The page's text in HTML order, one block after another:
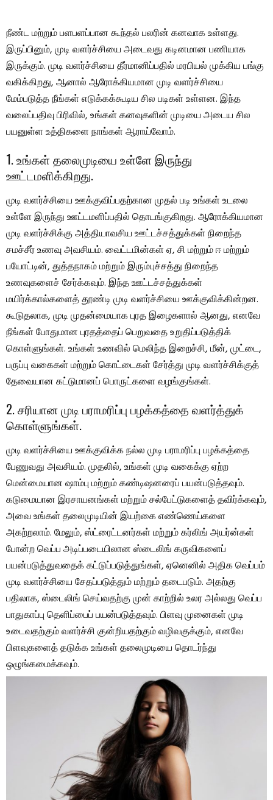
நீண்ட மற்றும் பளபளப்பான கூந்தல் பலரின் கனவாக உள்ளது.
இருப்பினும், முடி வளர்ச்சியை அடைவது கடினமான பணியாக
இருக்கும். முடி வளர்ச்சியை தீர்மானிப்பதில் மரபியல் முக்கிய பங்கு
வகிக்கிறது, ஆனால் ஆரோக்கியமான முடி வளர்ச்சியை
மேம்படுத்த நீங்கள் எடுக்கக்கூடிய சில படிகள் உள்ளன. இந்த
வலைப்பதிவு பிரிவில், உங்கள் கனவுகளின் முடியை அடைய சில
பயனுள்ள உத்திகளை நாங்கள் ஆராய்வோம்.
1. உங்கள் தலைமுடியை உள்ளே இருந்து
ஊட்டமளிக்கிறது.
முடி வளர்ச்சியை ஊக்குவிப்பதற்கான முதல் படி உங்கள் உடலை
உள்ளே இருந்து ஊட்டமளிப்பதில் தொடங்குகிறது. ஆரோக்கியமான
முடி வளர்ச்சிக்கு அத்தியாவசிய ஊட்டச்சத்துக்கள் நிறைந்த
சமச்சீர் உணவு அவசியம். வைட்டமின்கள் ஏ, சி மற்றும் ஈ மற்றும்
பயோட்டின், துத்தநாகம் மற்றும் இரும்புச்சத்து நிறைந்த
உணவுகளைச் சேர்க்கவும். இந்த ஊட்டச்சத்துக்கள்
மயிர்க்கால்களைத் தூண்டி முடி வளர்ச்சியை ஊக்குவிக்கின்றன.
கூடுதலாக, முடி முதன்மையாக புரத இழைகளால் ஆனது, எனவே
நீங்கள் போதுமான புரதத்தைப் பெறுவதை உறுதிப்படுத்திக்
கொள்ளுங்கள். உங்கள் உணவில் மெலிந்த இறைச்சி, மீன், முட்டை,
பருப்பு வகைகள் மற்றும் கொட்டைகள் சேர்த்து முடி வளர்ச்சிக்குத்
தேவையான கட்டுமானப் பொருட்களை வழங்குங்கள்.
2. சரியான முடி பராமரிப்பு பழக்கத்தை வளர்த்துக்
கொள்ளுங்கள்.
முடி வளர்ச்சியை ஊக்குவிக்க நல்ல முடி பராமரிப்பு பழக்கத்தை
பேணுவது அவசியம். முதலில், உங்கள் முடி வகைக்கு ஏற்ற
மென்மையான ஷாம்பு மற்றும் கண்டிஷனரைப் பயன்படுத்தவும்.
கடுமையான இரசாயனங்கள் மற்றும் சல்பேட்டுகளைத் தவிர்க்கவும்,
அவை உங்கள் தலைமுடியின் இயற்கை எண்ணெய்களை
அகற்றலாம். மேலும், ஸ்ட்ரைட்டனர்கள் மற்றும் கர்லிங் அயர்ன்கள்
போன்ற வெப்ப அடிப்படையிலான ஸ்டைலிங் கருவிகளைப்
பயன்படுத்துவதைக் கட்டுப்படுத்துங்கள், ஏனெனில் அதிக வெப்பம்
முடி வளர்ச்சியை சேதப்படுத்தும் மற்றும் தடைபடும். அதற்கு
பதிலாக, ஸ்டைலிங் செய்வதற்கு முன் காற்றில் உலர அல்லது வெப்ப
பாதுகாப்பு தெளிப்பைப் பயன்படுத்தவும். பிளவு முனைகள் முடி
உடைவதற்கும் வளர்ச்சி குன்றியதற்கும் வழிவகுக்கும், எனவே
பிளவுகளைத் தடுக்க உங்கள் தலைமுடியை தொடர்ந்து
ஒழுங்கமைக்கவும்.